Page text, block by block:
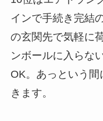
インで手続き完結
の玄関先で気軽に
ンボールに入らな
OK。あっという
きます。